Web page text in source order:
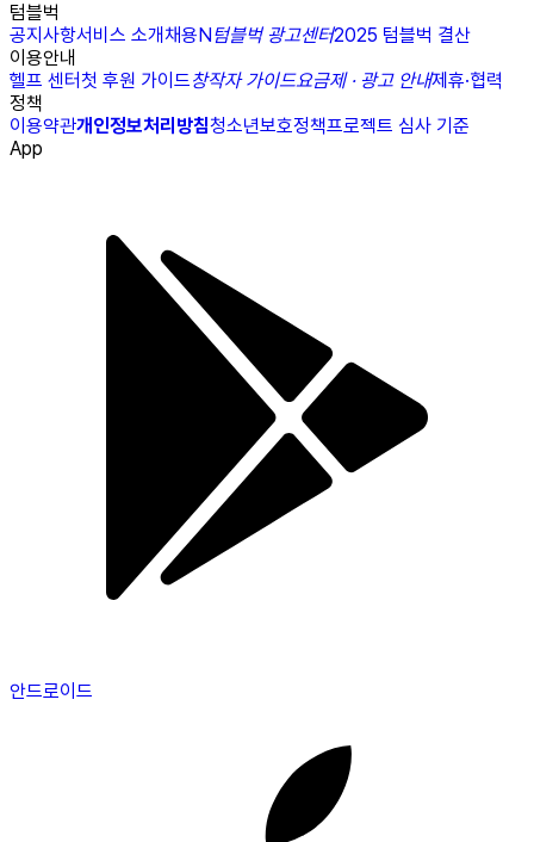
텀블벅
공지사항서비스 소개채용N텀블벅 광고센터2025 텀블벅 결산
이용안내
헬프 센터첫 후원 가이드창작자 가이드요금제 · 광고 안내제휴·협력
정책
이용약관개인정보처리방침청소년보호정책프로젝트 심사 기준
App
안드로이드